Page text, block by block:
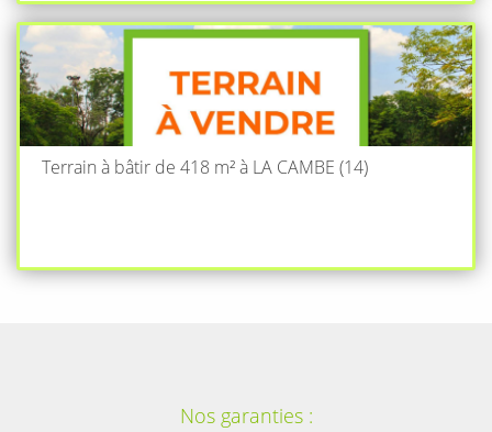
Terrain à bâtir de 418 m² à LA CAMBE (14)
Nos garanties :